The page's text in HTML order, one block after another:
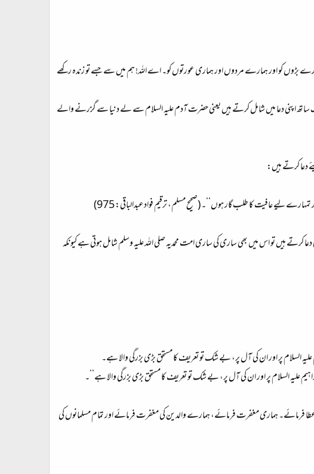
کو اور ہمارے مردوں اور ہماری عورتوں کو۔ اے اللہ! ہم میں سے جسے تو زندہ رکھے
(۷) مرد اور (۸) عورت یعنی ان آٹھ قسم کی لوگوں کو ایک ساتھ اپنی دعا میں شامل کرتے ہیں یعنی حضرت آدم علیہ السلام سے لے دنیا سے گزرنے والے
دعا کرتے ہیں:
لیے عافیت کا طلب گار ہوں‘‘۔ (صحيح مسلم، ترقیم فوادعبدالباقی: 975)
ہیں تو اس میں بھی ساری کی ساری امت محمدیہ صلی اللہ علیہ وسلم شامل ہوتی ہے کیونکہ
السلام پر اور ان کی آل پر، بے شک تو تعریف کا مستحق بڑی بزرگی والا ہے۔
علیہ السلام پر اور ان کی آل پر، بے شک تو تعریف کا مستحق بڑی بزرگی والا ہے‘‘۔
عطا فرمائے۔ ہماری مغفرت فرمائے، ہمارے والدین کی مغفرت فرمائے اور تمام مسلمانوں کی